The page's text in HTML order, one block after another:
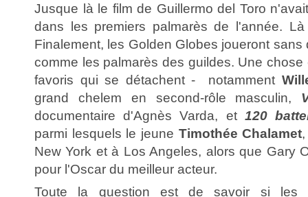
Jusque là le film de Guillermo del Toro
dans les premiers palmarès de l'année.
Finalement, les Golden Globes joueront sans
comme les palmarès des guildes. Une
favoris qui se détachent - notamment
grand chelem en second-rôle masculin,
documentaire d'Agnès Varda, et 120
parmi lesquels le jeune Timothée Chalamet
New York et à Los Angeles, alors que Gary
pour l'Oscar du meilleur acteur.
Toute la question est de savoir si les